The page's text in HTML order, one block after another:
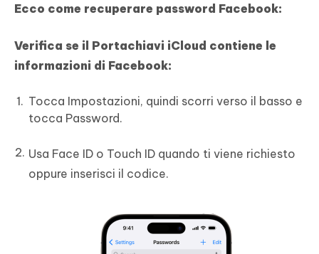
Ecco come recuperare password Facebook:
Verifica se il Portachiavi iCloud contiene le
informazioni di Facebook:
Tocca Impostazioni, quindi scorri verso il basso e
tocca Password.
Usa Face ID o Touch ID quando ti viene richiesto
oppure inserisci il codice.